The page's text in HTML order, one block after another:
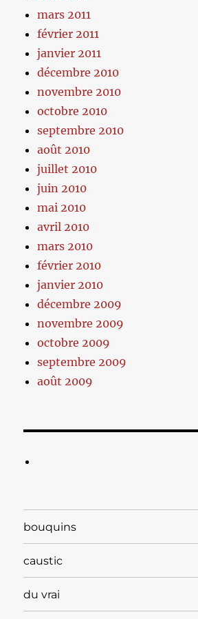
mars 2011
février 2011
janvier 2011
décembre 2010
novembre 2010
octobre 2010
septembre 2010
août 2010
juillet 2010
juin 2010
mai 2010
avril 2010
mars 2010
février 2010
janvier 2010
décembre 2009
novembre 2009
octobre 2009
septembre 2009
août 2009
bouquins
caustic
du vrai